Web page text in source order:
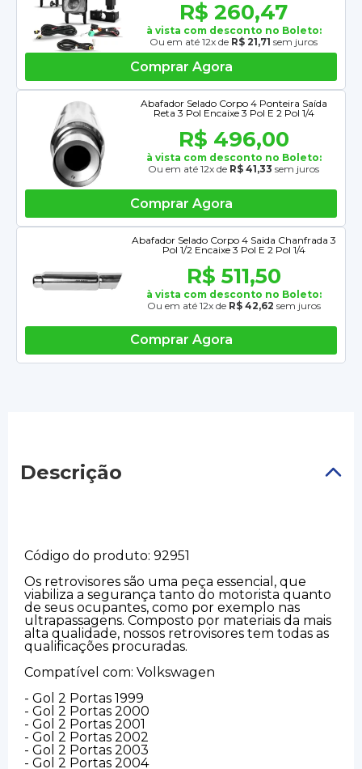
R$ 260,47
à vista com desconto no Boleto:
Ou em até 12x de R$ 21,71 sem juros
Comprar Agora
Abafador Selado Corpo 4 Ponteira Saída
Reta 3 Pol Encaixe 3 Pol E 2 Pol 1/4
R$ 496,00
à vista com desconto no Boleto:
Ou em até 12x de R$ 41,33 sem juros
Comprar Agora
Abafador Selado Corpo 4 Saida Chanfrada 3
Pol 1/2 Encaixe 3 Pol E 2 Pol 1/4
R$ 511,50
à vista com desconto no Boleto:
Ou em até 12x de R$ 42,62 sem juros
Comprar Agora
Descrição
Código do produto: 92951
Os retrovisores são uma peça essencial, que
viabiliza a segurança tanto do motorista quanto
de seus ocupantes, como por exemplo nas
ultrapassagens. Composto por materiais da mais
alta qualidade, nossos retrovisores tem todas as
qualificações procuradas.
Compatível com: Volkswagen
- Gol 2 Portas 1999
- Gol 2 Portas 2000
- Gol 2 Portas 2001
- Gol 2 Portas 2002
- Gol 2 Portas 2003
- Gol 2 Portas 2004